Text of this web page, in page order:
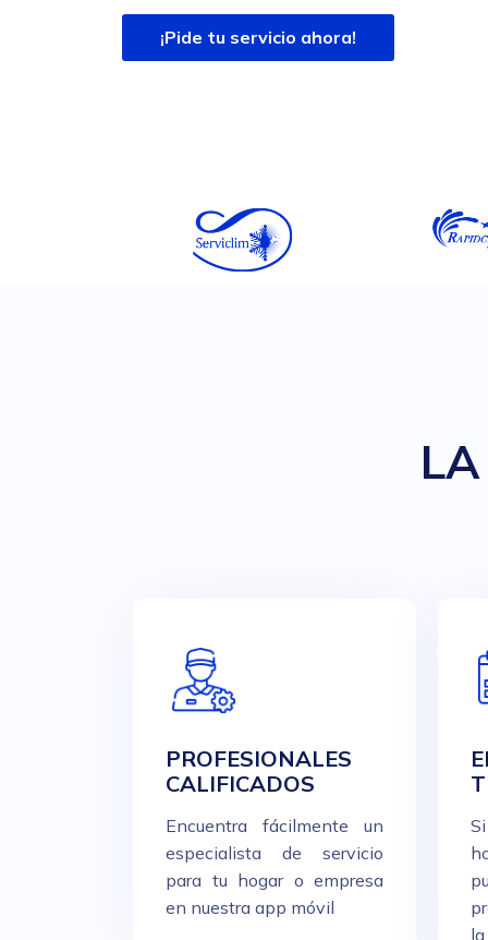
¡Pide tu servicio ahora!
PROFESIONALES
CALIFICADOS
Encuentra fácilmente un
especialista de servicio
para tu hogar o empresa
en nuestra app móvil